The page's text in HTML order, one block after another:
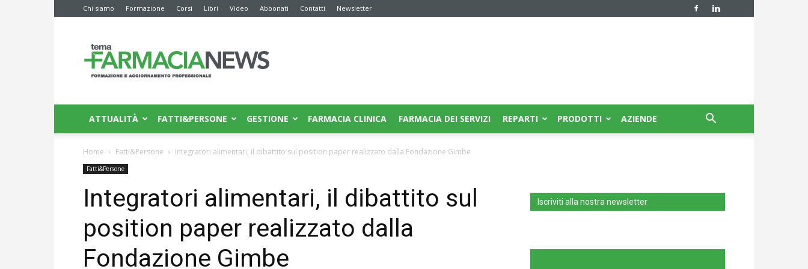
Chi siamo Formazione Corsi Libri Video Abbonati Contatti Newsletter
News
ATTUALITÀ FATTI&PERSONE GESTIONE FARMACIA CLINICA FARMACIA DEI SERVIZI REPARTI PRODOTTI AZIENDE
Home Fatti&Persone Integratori alimentari, il dibattito sul position paper realizzato dalla Fondazione Gimbe
Fatti&Persone
Integratori alimentari, il dibattito sul
position paper realizzato dalla
Fondazione Gimbe
Iscriviti alla nostra newsletter